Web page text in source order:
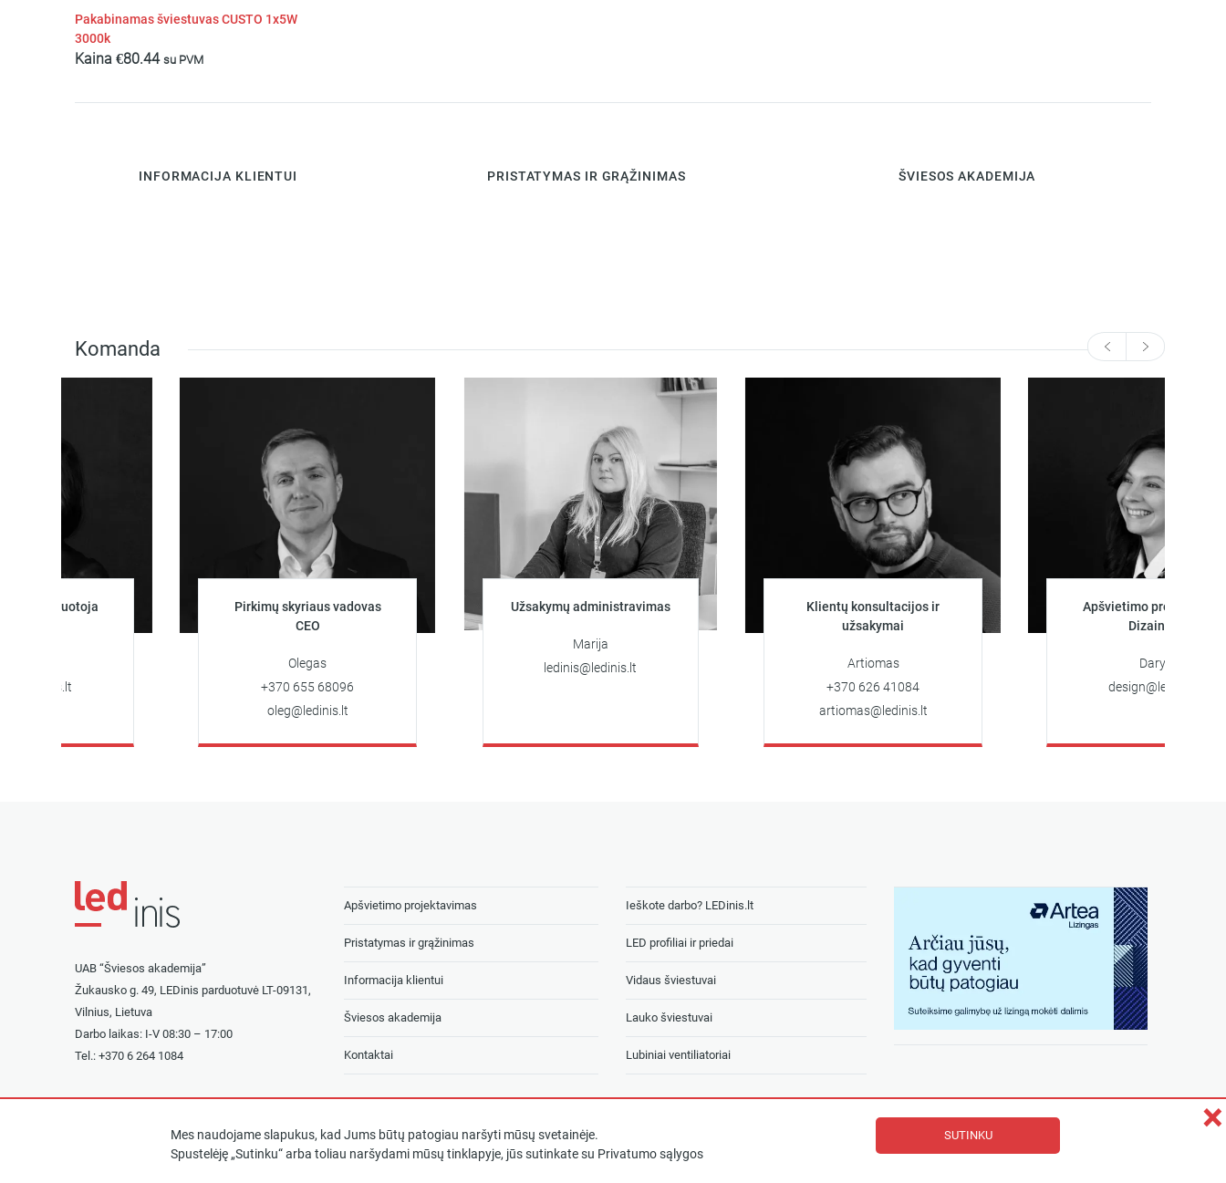
Pakabinamas šviestuvas CUSTO 1x5W
3000k
Kaina €80.44 su PVM
INFORMACIJA KLIENTUI PRISTATYMAS IR GRĄŽINIMAS ŠVIESOS AKADEMIJA
Komanda
Pirkimų skyriaus vadovas
+370 655 68096
oleg@ledinis.lt
Užsakymų administravimas
ledinis@ledinis.lt
Klientų konsultacijos ir
užsakymai
Artiomas
+370 626 41084
artiomas@ledinis.lt
Apšvietimo projektuotoja
Dizainerė
design@ledinis.lt
UAB “Šviesos akademija”
Žukausko g. 49, LEDinis parduotuvė LT-09131,
Vilnius, Lietuva
Darbo laikas: I-V 08:30 – 17:00
Tel.: +370 6 264 1084
Apšvietimo projektavimas
Pristatymas ir grąžinimas
Informacija klientui
Šviesos akademija
Kontaktai
Ieškote darbo? LEDinis.lt
LED profiliai ir priedai
Vidaus šviestuvai
Lauko šviestuvai
Lubiniai ventiliatoriai
Mes naudojame slapukus, kad Jums būtų patogiau naršyti mūsų svetainėje.
Spustelėję „Sutinku“ arba toliau naršydami mūsų tinklapyje, jūs sutinkate su Privatumo sąlygos
SUTINKU ×